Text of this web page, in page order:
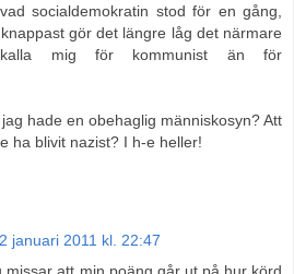
socialdemokratin stod för en gång,
gör det längre låg det närmare
mig för kommunist än för
hade en obehaglig människosyn? Att
ha blivit nazist? I h-e heller!
januari 2011 kl. 22:47
missar att min poäng går ut på hur körd